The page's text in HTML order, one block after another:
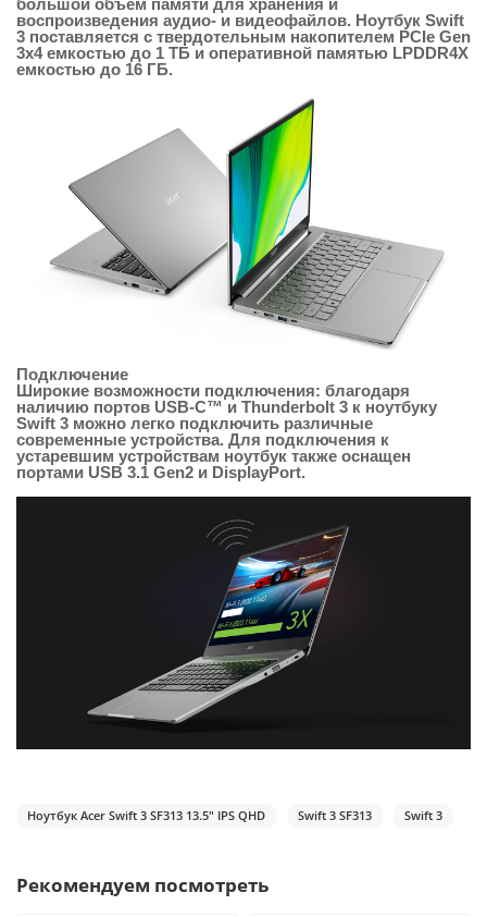
воспроизведения аудио- и видеофайлов. Ноутбук Swift
3 поставляется с твердотельным накопителем PCIe Gen
3х4 емкостью до 1 ТБ и оперативной памятью LPDDR4X
емкостью до 16 ГБ.
Подключение
Широкие возможности подключения: благодаря
наличию портов USB-C™ и Thunderbolt 3 к ноутбуку
Swift 3 можно легко подключить различные
современные устройства. Для подключения к
устаревшим устройствам ноутбук также оснащен
портами USB 3.1 Gen2 и DisplayPort.
Ноутбук Acer Swift 3 SF313 13.5" IPS QHD Swift 3 SF313 Swift 3
Рекомендуем посмотреть